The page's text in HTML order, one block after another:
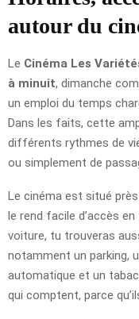
autour du
Le Cinéma Les
à minuit, dimanche
un emploi du temps
Dans les faits, cette
différents rythmes de
ou simplement de
Le cinéma est situé
le rend facile d’accès
voiture, tu trouveras
notamment un parking,
automatique et un
qui comptent, parce